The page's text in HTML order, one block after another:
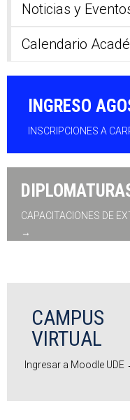
Noticias y
Calendario
INGRESO
INSCRIPCIONES A
CAPACITACIONES DE
→
CAMPUS
VIRTUAL
Ingresar a Moodle UDE